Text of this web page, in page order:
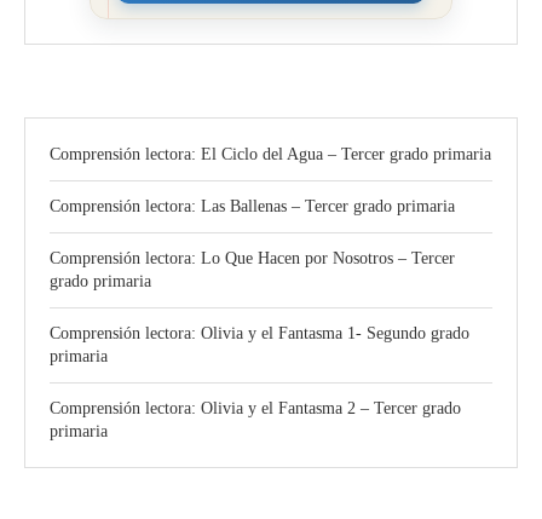
Comprensión lectora: El Ciclo del Agua – Tercer grado primaria
Comprensión lectora: Las Ballenas – Tercer grado primaria
Comprensión lectora: Lo Que Hacen por Nosotros – Tercer
grado primaria
Comprensión lectora: Olivia y el Fantasma 1- Segundo grado
primaria
Comprensión lectora: Olivia y el Fantasma 2 – Tercer grado
primaria